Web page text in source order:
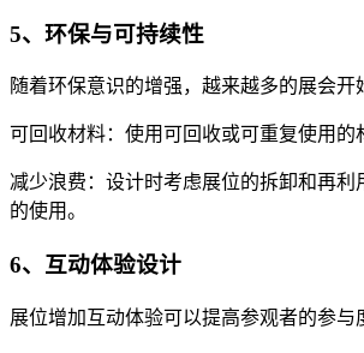
5、环保与可持续性
随着环保意识的增强，越来越多的展会开
可回收材料：使用可回收或可重复使用的
减少浪费：设计时考虑展位的拆卸和再利
的使用。
6、互动体验设计
展位增加互动体验可以提高参观者的参与